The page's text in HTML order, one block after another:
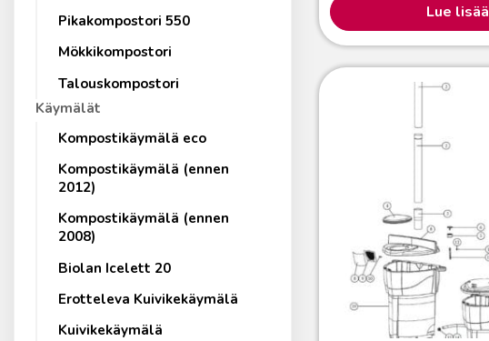
Pikakompostori 550
Mökkikompostori
Talouskompostori
Käymälät
Kompostikäymälä eco
Kompostikäymälä (ennen
2012)
Kompostikäymälä (ennen
2008)
Biolan Icelett 20
Erotteleva Kuivikekäymälä
Kuivikekäymälä
Lue lisää